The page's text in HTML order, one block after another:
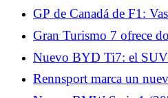
GP de Canadá de F1:
sobre las frenadas y el
Gran Turismo 7 ofrece
exclusivos.
Nuevo BYD Ti7: el SUV
aspecto 4x4 que apunta
Rennsport marca un